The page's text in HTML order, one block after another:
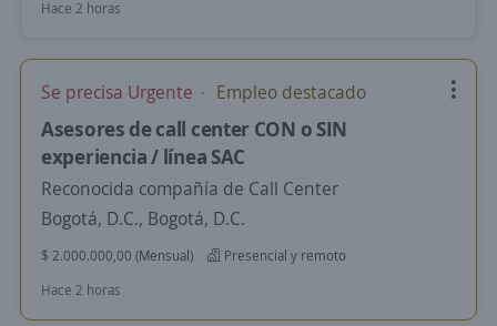
Hace 2 horas
Se precisa Urgente Empleo destacado
Asesores de call center CON o SIN
experiencia / línea SAC
Reconocida compañía de Call Center
Bogotá, D.C., Bogotá, D.C.
$ 2.000.000,00 (Mensual)
Presencial y remoto
Hace 2 horas